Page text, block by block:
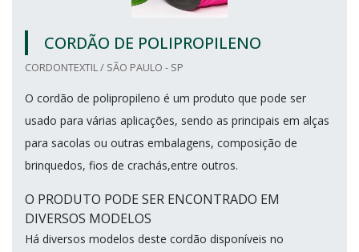
CORDÃO DE POLIPROPILENO
CORDONTEXTIL / SÃO PAULO - SP
O cordão de polipropileno é um produto que pode ser
usado para várias aplicações, sendo as principais em alças
para sacolas ou outras embalagens, composição de
brinquedos, fios de crachás,entre outros.
O PRODUTO PODE SER ENCONTRADO EM
DIVERSOS MODELOS
Há diversos modelos deste cordão disponíveis no